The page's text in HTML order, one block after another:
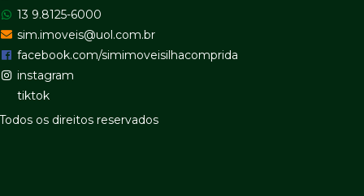
13 9.8125-6000
sim.imoveis@uol.com.br
facebook.com/simimoveisilhacomprida
instagram
tiktok
Todos os direitos reservados